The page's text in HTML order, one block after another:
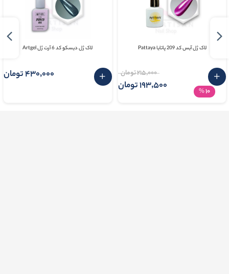
لاک ژل آیس کد 209 پاتایا Pattaya
10
%
215٬000 تومان
193٬500 تومان
لاک ژل دیسکو کد 6 آرت ژل Artgel
430٬000 تومان